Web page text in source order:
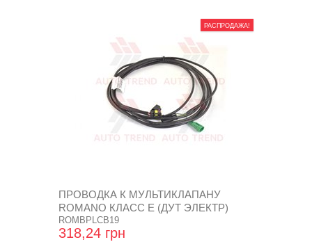
РАСПРОДАЖА!
ПРОВОДКА К МУЛЬТИКЛАПАНУ
ROMANO КЛАСС Е (ДУТ ЭЛЕКТР)
ROMBPLCB19
318,24 грн